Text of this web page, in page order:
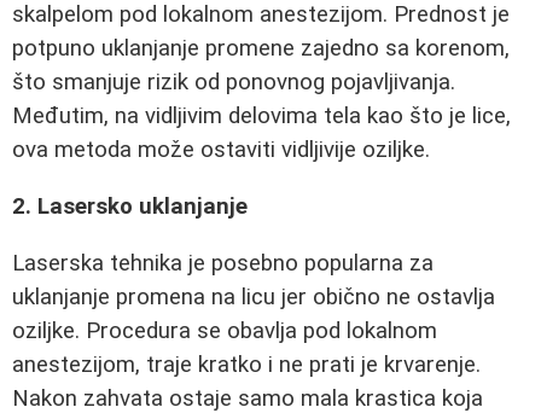
skalpelom pod lokalnom anestezijom. Prednost je
potpuno uklanjanje promene zajedno sa korenom,
što smanjuje rizik od ponovnog pojavljivanja.
Međutim, na vidljivim delovima tela kao što je lice,
ova metoda može ostaviti vidljivije oziljke.
2. Lasersko uklanjanje
Laserska tehnika je posebno popularna za
uklanjanje promena na licu jer obično ne ostavlja
oziljke. Procedura se obavlja pod lokalnom
anestezijom, traje kratko i ne prati je krvarenje.
Nakon zahvata ostaje samo mala krastica koja